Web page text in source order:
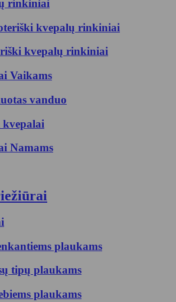
rinkiniai
kvepalų rinkiniai
kvepalų rinkiniai
Vaikams
vanduo
Namams
plaukams
tipų plaukams
plaukams